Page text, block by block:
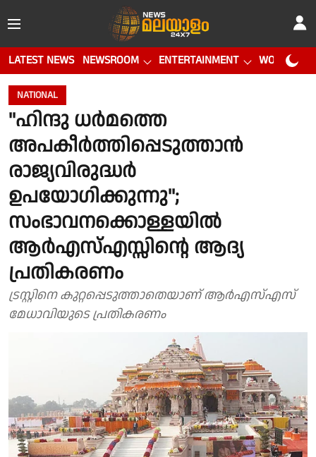
LATEST NEWS NEWSROOM ENTERTAINMENT WORLD CUP
NATIONAL
''ഹിന്ദു ധര്‍മത്തെ
അപകീര്‍ത്തിപ്പെടുത്താന്‍
രാജ്യവിരുദ്ധര്‍
ഉപയോഗിക്കുന്നു'';
സംഭാവനക്കൊള്ളയിൽ
ആര്‍എസ്എസ്സിന്റെ ആദ്യ
പ്രതികരണം
ട്രസ്റ്റിനെ കുറ്റപ്പെടുത്താതെയാണ് ആര്‍എസ്എസ്
മേധാവിയുടെ പ്രതികരണം